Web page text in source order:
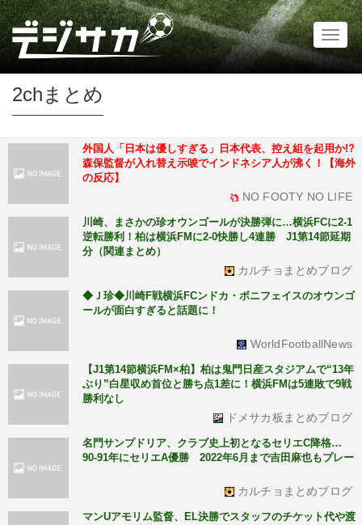
2chまとめ
外国人「日本は優しすぎる」日本代表、控え組を起用か!?
森保監督が入れ替え示唆でインドネシア人が沸く！【海外
の反応】
NO FOOTY NO LIFE
川崎、まさかの珍オウンゴールが決勝弾に…横浜FCに2-1
逆転勝利！柏は横浜FMに2-0快勝し4連勝 J1第14節延期
分（関連まとめ）
カルチョまとめブログ
◆Ｊ珍◆川崎F戦横浜FCンドカ・ボニフェイスのオウンゴ
ールが面白すぎると話題に！
WorldFootballNews
【J1第14節横浜FM×柏】柏は鬼門日産スタジアムで“13年
ぶり”白星収め首位と勝ち点1差に！横浜FMは5連敗で9戦
勝利なし
ドメサカ板まとめブログ
名門サンプドリア、クラブ史上初となるセリエC降格…
90-91年にセリエA優勝 2022年6月まで吉田麻也もプレー
カルチョまとめブログ
マンUアモリム監督、EL決勝でスタッフのチケット代や渡